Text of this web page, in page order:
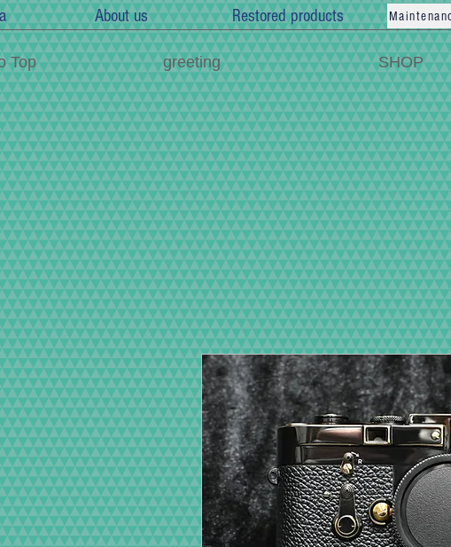
About us Restored products
Top greeting SHOP